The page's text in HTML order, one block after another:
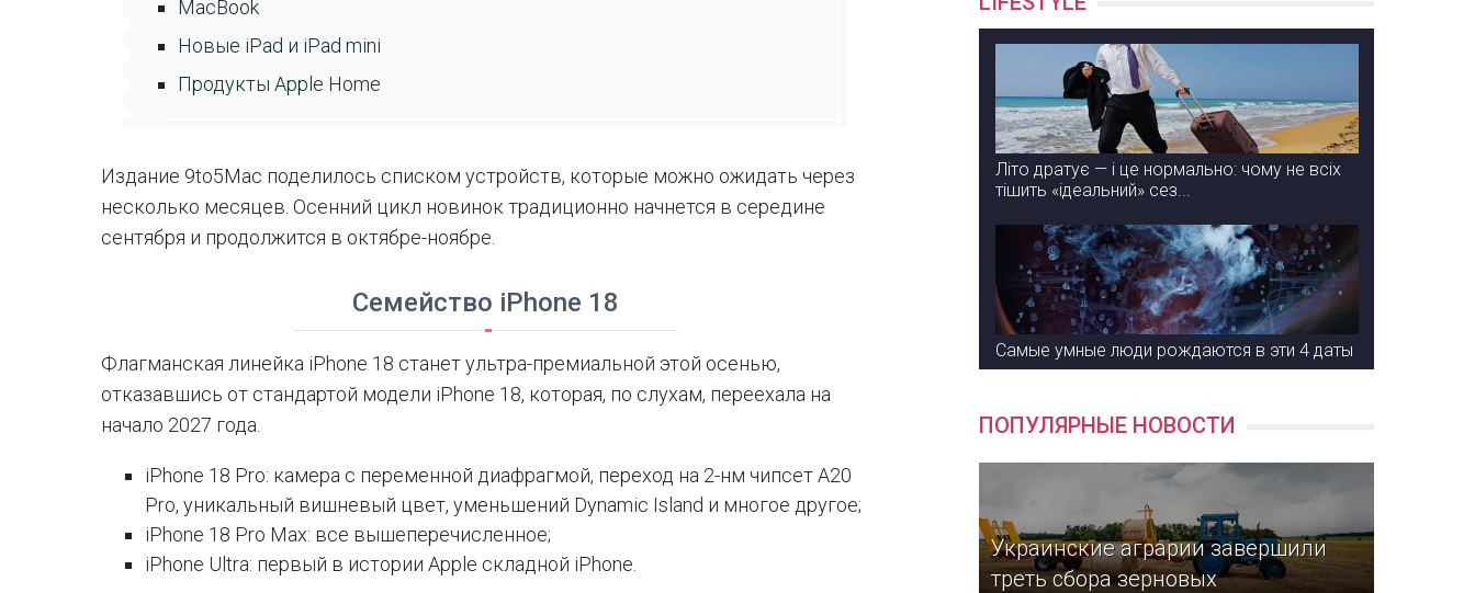
MacBook
Новые iPad и iPad mini
Продукты Apple Home
Издание 9to5Mac поделилось списком устройств, которые можно ожидать через
несколько месяцев. Осенний цикл новинок традиционно начнется в середине
сентября и продолжится в октябре-ноябре.
Семейство iPhone 18
Флагманская линейка iPhone 18 станет ультра-премиальной этой осенью,
отказавшись от стандартой модели iPhone 18, которая, по слухам, переехала на
начало 2027 года.
iPhone 18 Pro: камера с переменной диафрагмой, переход на 2-нм чипсет A20
Pro, уникальный вишневый цвет, уменьшений Dynamic Island и многое другое;
iPhone 18 Pro Max: все вышеперечисленное;
iPhone Ultra: первый в истории Apple складной iPhone.
Літо дратує — і це нормально: чому не всіх
тішить «ідеальний» сез...
Самые умные люди рождаются в эти 4 даты
ПОПУЛЯРНЫЕ НОВОСТИ
Украинские аграрии завершили
треть сбора зерновых